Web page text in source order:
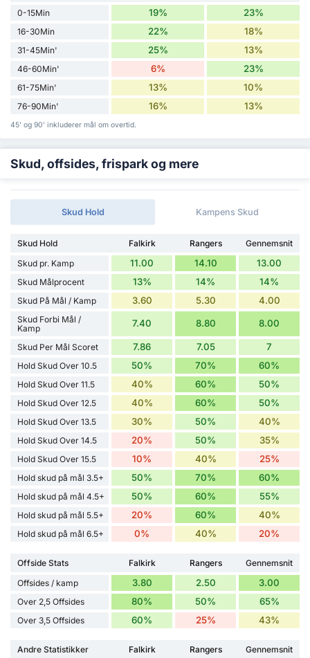
0-15Min
19% 23%
16-30Min 22% 18%
31-45Min' 25% 13%
46-60Min' 6% 23%
61-75Min' 13% 10%
76-90Min' 16% 13%
45' og 90' inkluderer mål om overtid.
Skud, offsides, frispark og mere
Skud Hold Kampens Skud
Skud Hold Falkirk Rangers
Gennemsnit
Skud pr. Kamp
11.00 14.10 13.00
Skud Målprocent 13% 14% 14%
Skud På Mål / Kamp 3.60 5.30 4.00
Skud Forbi Mål /
Kamp
7.40 8.80 8.00
Skud Per Mål Scoret 7.86 7.05 7
Hold Skud Over 10.5 50% 70% 60%
Hold Skud Over 11.5 40% 60% 50%
Hold Skud Over 12.5 40% 60% 50%
Hold Skud Over 13.5 30% 50% 40%
Hold Skud Over 14.5 20% 50% 35%
Hold Skud Over 15.5 10% 40% 25%
Hold skud på mål 3.5+ 50% 70% 60%
Hold skud på mål 4.5+ 50% 60% 55%
Hold skud på mål 5.5+ 20% 60% 40%
Hold skud på mål 6.5+ 0% 40% 20%
Offside Stats Falkirk Rangers
Gennemsnit
Offsides / kamp
3.80 2.50 3.00
Over 2,5 Offsides 80% 50% 65%
Over 3,5 Offsides 60% 25% 43%
Andre Statistikker Falkirk Rangers
Gennemsnit